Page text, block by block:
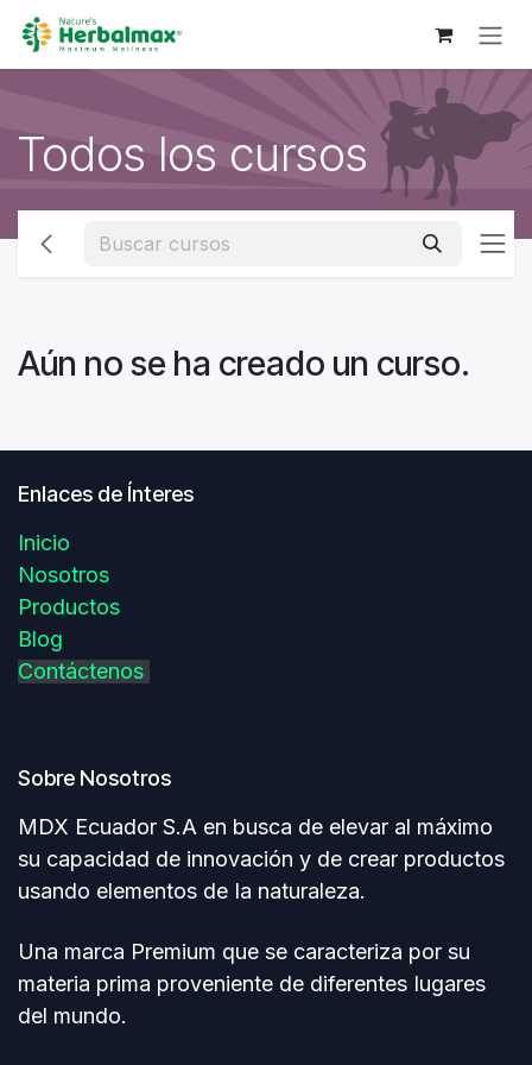
Ir al contenido
Todos los cursos
Aún no se ha creado un curso.
Enlaces de Ínteres
Inicio
Nosotros
Productos
Blog
Contáctenos
Sobre Nosotros
MDX Ecuador S.A en busca de elevar al máximo
su capacidad de innovación y de crear productos
usando elementos de Ia naturaleza.
Una marca Premium que se caracteriza por su
materia prima proveniente de diferentes Iugares
del mundo.